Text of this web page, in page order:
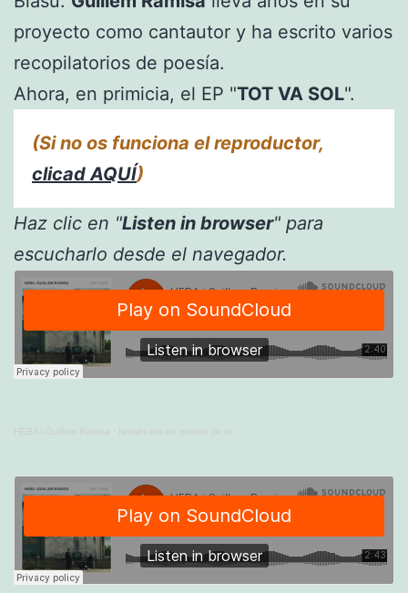
proyecto como cantautor y ha escrito varios
recopilatorios de poesía.
Ahora, en primicia, el EP "TOT VA SOL".
(Si no os funciona el reproductor,
clicad AQUÍ)
Haz clic en "Listen in browser" para
escucharlo desde el navegador.
HEBA i Guillem Ramisa